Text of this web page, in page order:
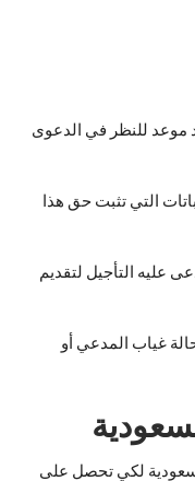
موعد للنظر في الدعوى
التي تثبت حق هذا
عليه التأجيل لتقديم
غياب المدعي أو
لكي تحصل على